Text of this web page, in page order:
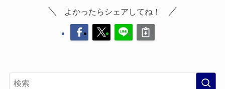
よかったらシェアしてね！